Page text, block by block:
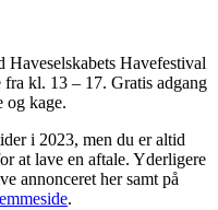
Haveselskabets Havefestival
kl. 13 – 17. Gratis adgang
og kage.
i 2023, men du er altid
at lave en aftale. Yderligere
annonceret her samt på
.